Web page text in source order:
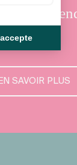
?
EN SAVOIR PLUS